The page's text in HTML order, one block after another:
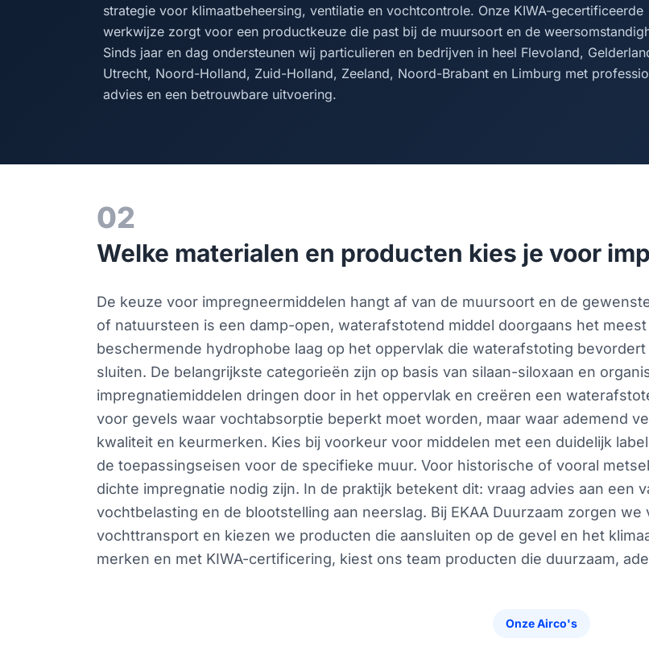
strategie voor klimaatbeheersing, ventilatie en vochtcontrole. Onze KIWA-gecertificeerde
werkwijze zorgt voor een productkeuze die past bij de muursoort en de
Sinds jaar en dag ondersteunen wij particulieren en bedrijven in heel Flevoland,
Utrecht, Noord-Holland, Zuid-Holland, Zeeland, Noord-Brabant en Limburg met
advies en een betrouwbare uitvoering.
02
Welke materialen en producten kies je voor
De keuze voor impregneermiddelen hangt af van de muursoort en de
of natuursteen is een damp-open, waterafstotend middel doorgaans het
beschermende hydrophobe laag op het oppervlak die waterafstoting
sluiten. De belangrijkste categorieën zijn op basis van silaan-siloxaan en
impregnatiemiddelen dringen door in het oppervlak en creëren een
voor gevels waar vochtabsorptie beperkt moet worden, maar waar ademend
kwaliteit en keurmerken. Kies bij voorkeur voor middelen met een duidelijk
de toepassingseisen voor de specifieke muur. Voor historische of vooral
dichte impregnatie nodig zijn. In de praktijk betekent dit: vraag advies aan een
vochtbelasting en de blootstelling aan neerslag. Bij EKAA Duurzaam zorgen
vochttransport en kiezen we producten die aansluiten op de gevel en het
merken en met KIWA-certificering, kiest ons team producten die duurzaam,
Onze Airco's